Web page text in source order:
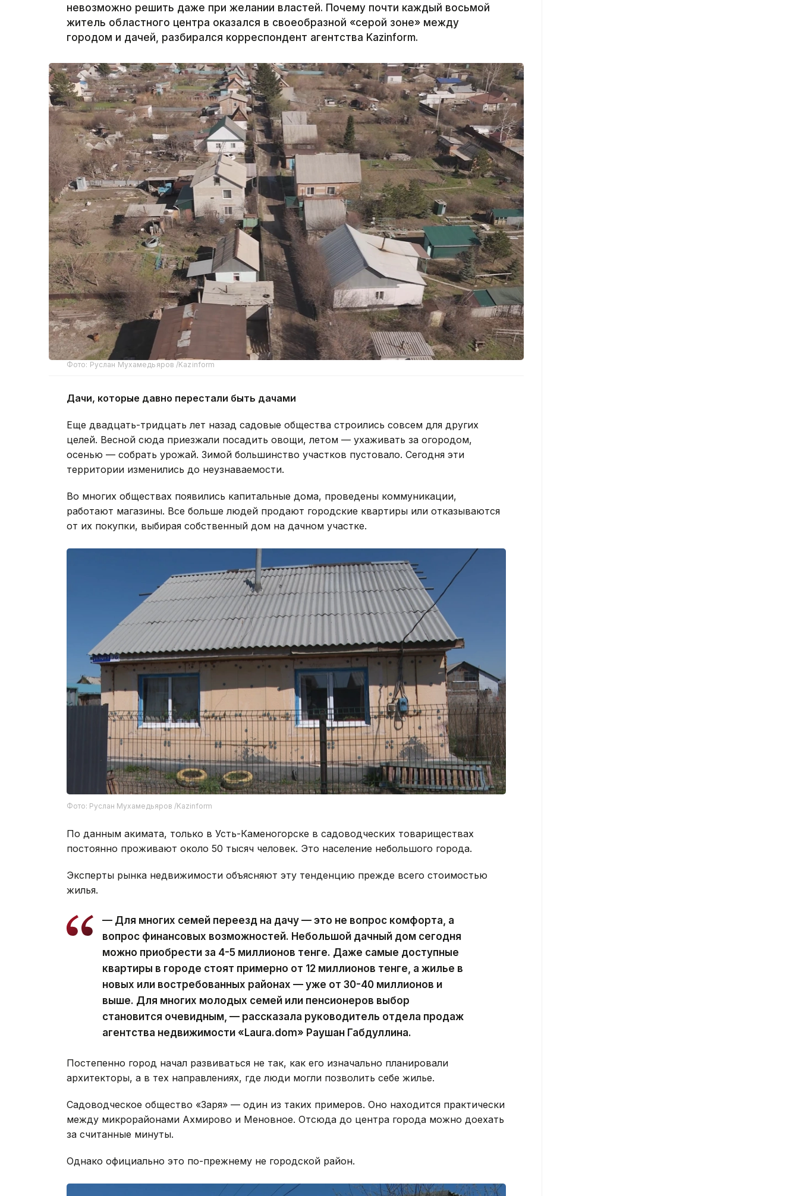
невозможно решить даже при желании властей. Почему почти каждый восьмой
житель областного центра оказался в своеобразной «серой зоне» между
городом и дачей, разбирался корреспондент агентства Kazinform.
Фото: Руслан Мухамедьяров /Kazinform
Дачи, которые давно перестали быть дачами
Еще двадцать-тридцать лет назад садовые общества строились совсем для других
целей. Весной сюда приезжали посадить овощи, летом — ухаживать за огородом,
осенью — собрать урожай. Зимой большинство участков пустовало. Сегодня эти
территории изменились до неузнаваемости.
Во многих обществах появились капитальные дома, проведены коммуникации,
работают магазины. Все больше людей продают городские квартиры или отказываются
от их покупки, выбирая собственный дом на дачном участке.
Фото: Руслан Мухамедьяров /Kazinform
По данным акимата, только в Усть-Каменогорске в садоводческих товариществах
постоянно проживают около 50 тысяч человек. Это население небольшого города.
Эксперты рынка недвижимости объясняют эту тенденцию прежде всего стоимостью
жилья.
— Для многих семей переезд на дачу — это не вопрос комфорта, а
вопрос финансовых возможностей. Небольшой дачный дом сегодня
можно приобрести за 4-5 миллионов тенге. Даже самые доступные
квартиры в городе стоят примерно от 12 миллионов тенге, а жилье в
новых или востребованных районах — уже от 30-40 миллионов и
выше. Для многих молодых семей или пенсионеров выбор
становится очевидным, — рассказала руководитель отдела продаж
агентства недвижимости «Laura.dom» Раушан Габдуллина.
Постепенно город начал развиваться не так, как его изначально планировали
архитекторы, а в тех направлениях, где люди могли позволить себе жилье.
Садоводческое общество «Заря» — один из таких примеров. Оно находится практически
между микрорайонами Ахмирово и Меновное. Отсюда до центра города можно доехать
за считанные минуты.
Однако официально это по-прежнему не городской район.